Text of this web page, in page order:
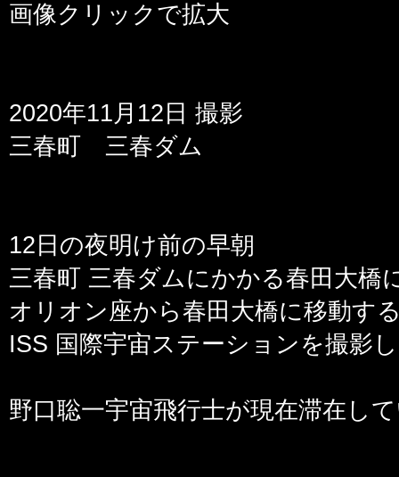
画像クリックで拡大
2020年11月12日 撮影
三春町 三春ダム
12日の夜明け前の早朝
三春町 三春ダムにかかる春田大橋
オリオン座から春田大橋に移動す
ISS 国際宇宙ステーションを撮影
野口聡一宇宙飛行士が現在滞在し